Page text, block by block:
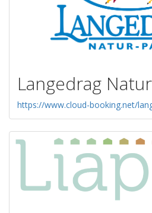
Langedrag
https://www.cloud-booking.net/